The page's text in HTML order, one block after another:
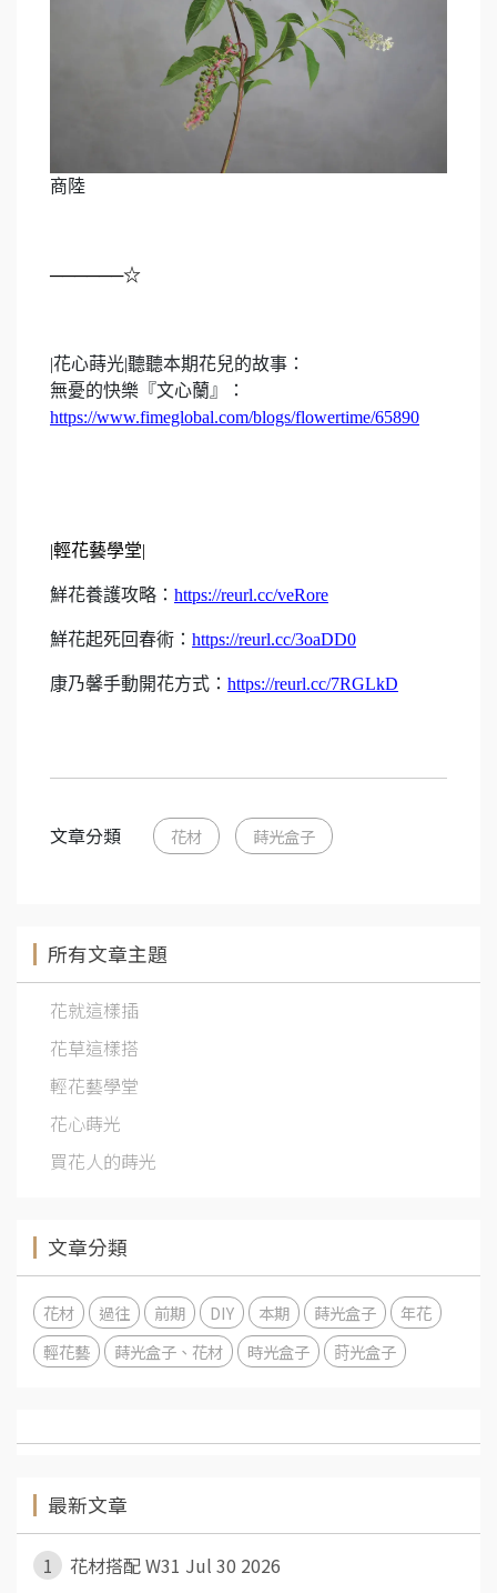
商陸
──────☆
|花心蒔光|聽聽本期花兒的故事：
無憂的快樂『文心蘭』：
https://www.fimeglobal.com/blogs/flowertime/65890
|輕花藝學堂|
鮮花養護攻略： https://reurl.cc/veRore
鮮花起死回春術： https://reurl.cc/3oaDD0
康乃馨手動開花方式： https://reurl.cc/7RGLkD
文章分類 花材 蒔光盒子
所有文章主題
花就這樣插
花草這樣搭
輕花藝學堂
花心蒔光
買花人的蒔光
文章分類
花材 過往 前期 DIY 本期 蒔光盒子
年花
輕花藝
蒔光盒子、花材 時光盒子 莳光盒子
最新文章
1
花材搭配 W31 Jul 30 2026